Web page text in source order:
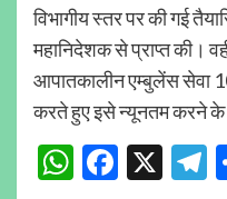
विभागीय स्तर पर की गई
महानिदेशक से प्राप्त की।
आपातकालीन एम्बुलेंस सेवा
करते हुए इसे न्यूनतम करने के
X